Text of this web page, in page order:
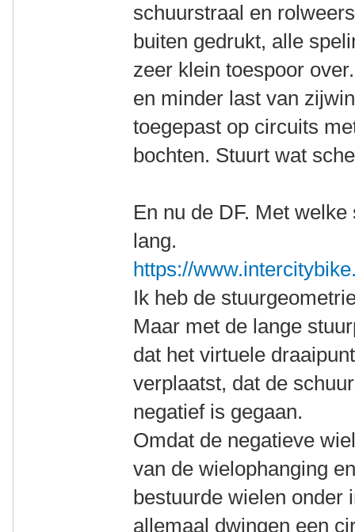
schuurstraal en
buiten gedrukt, alle
zeer klein toespoor
en minder last van
toegepast op circuits
bochten. Stuurt wat
En nu de DF. Met
lang.
https://
Ik heb de
Maar met de lange
dat het virtuele
verplaatst, dat de
negatief is gegaan.
Omdat de negatieve
van de wielophanging
bestuurde wielen onder
allemaal dwingen een